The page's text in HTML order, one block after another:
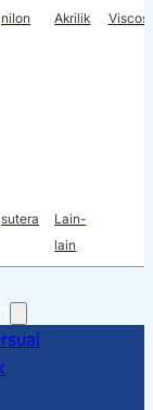
nilon Akrilik
sutera
Lain-
lain